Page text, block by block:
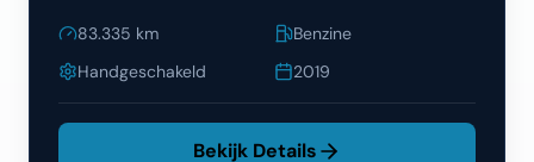
83.335 km
Benzine
Handgeschakeld
2019
Bekijk Details